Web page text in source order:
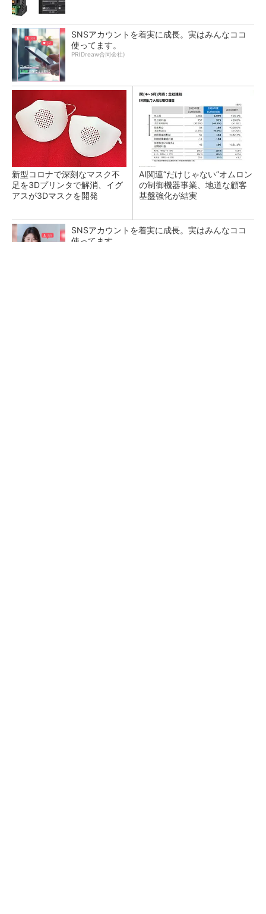
SNSアカウントを着実に成長。実はみんなココ
使ってます。
PR(Dreaw合同会社)
新型コロナで深刻なマスク不
足を3Dプリンタで解消、イグ
アスが3Dマスクを開発
AI関連“だけじゃない”オムロン
の制御機器事業、地道な顧客
基盤強化が結実
SNSアカウントを着実に成長。実はみんなココ
使ってます。